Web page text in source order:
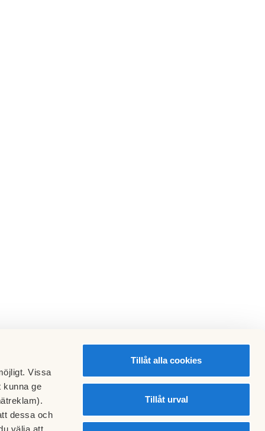
Vissa
kunna ge
dessa och
Tillåt alla cookies
Tillåt urval